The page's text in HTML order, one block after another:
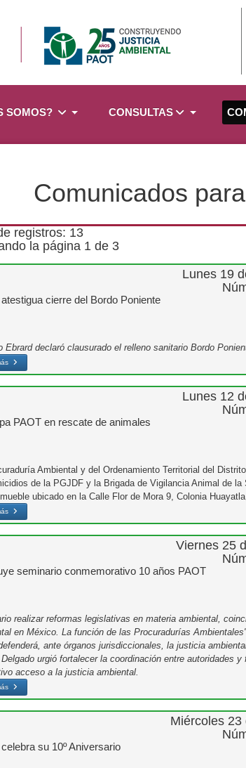
SOMOS? CONSULTAS
Comunicados
registros: 13
la página 1 de 3
Lunes 19
cierre del Bordo Poniente
Ebrard declaró clausurado el relleno sanitario Bordo
Lunes 12
PAOT en rescate de animales
Ambiental y del Ordenamiento Territorial del
de la PGJDF y la Brigada de Vigilancia Animal de
ubicado en la Calle Flor de Mora 9, Colonia
Viernes 25
seminario conmemorativo 10 años PAOT
realizar reformas legislativas en materia ambiental,
en México. La función de las Procuradurías
ante órganos jurisdiccionales, la justicia
urgió fortalecer la coordinación entre autoridades
acceso a la justicia ambiental.
Miércoles 23
su 10º Aniversario